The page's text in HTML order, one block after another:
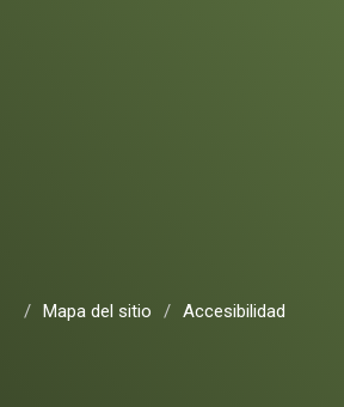
/ Mapa del sitio / Accesibilidad